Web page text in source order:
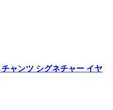
チャンツ シグネチャー イヤ